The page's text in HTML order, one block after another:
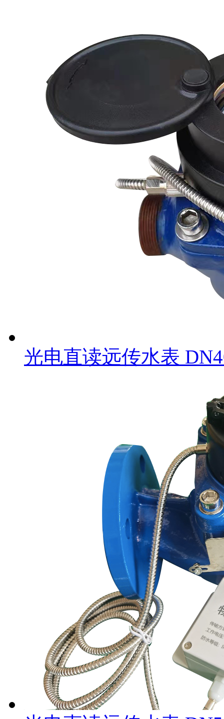
光电直读远传水表